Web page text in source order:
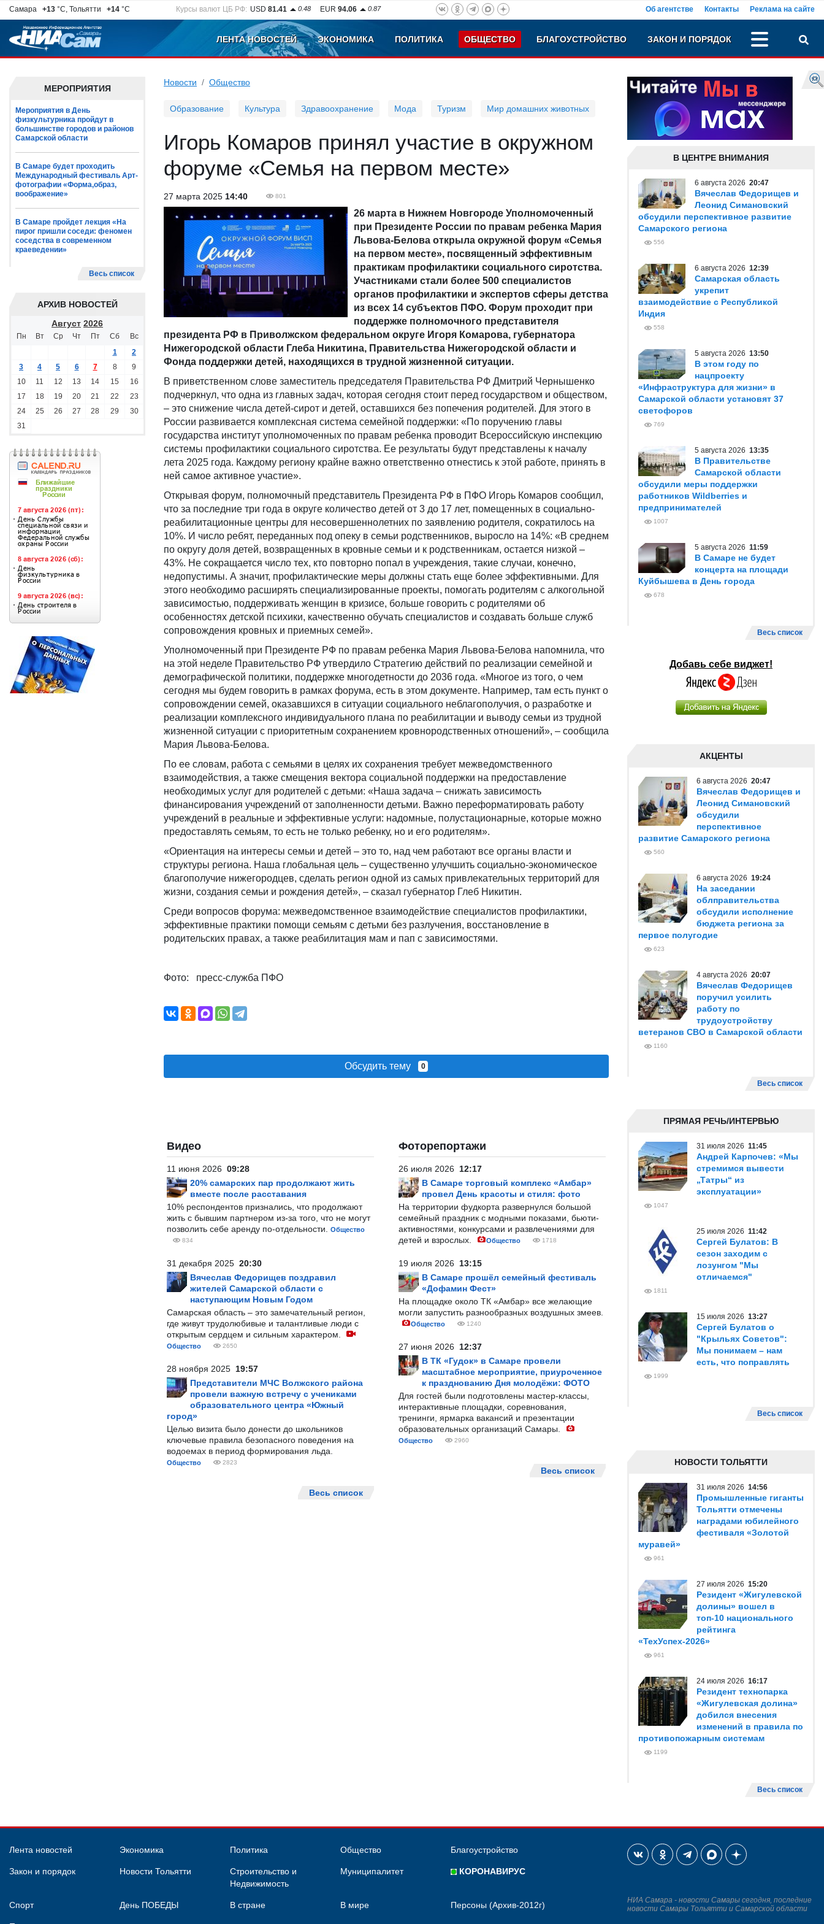
Самара +13 °C, Тольятти +14 °C Курсы валют ЦБ РФ: USD 81.41 0.48 EUR 94.06 0.87 Об агентстве Контакты Реклама на сайте
ЛЕНТА НОВОСТЕЙ ЭКОНОМИКА ПОЛИТИКА ОБЩЕСТВО БЛАГОУСТРОЙСТВО ЗАКОН И ПОРЯДОК
МЕРОПРИЯТИЯ
Мероприятия в День
физкультурника пройдут в
большинстве городов и районов
Самарской области
В Самаре будет проходить
Международный фестиваль Арт-
фотографии «Форма,образ,
воображение»
В Самаре пройдет лекция «На
пирог пришли соседи: феномен
соседства в современном
краеведении»
Весь список
АРХИВ НОВОСТЕЙ
Август 2026
Пн Вт Ср Чт Пт Сб
Вс
1
2
3
4 5 6 7 8
9
10
11 12 13 14 15
16
17
18 19 20 21 22
23
24
25 26 27 28 29
30
31
Новости Общество
Образование Культура Здравоохранение Мода Туризм Мир домашних животных
Игорь Комаров принял участие в окружном
форуме «Семья на первом месте»
27 марта 2025 14:40 801
26 марта в Нижнем Новгороде Уполномоченный
при Президенте России по правам ребенка Мария
Львова-Белова открыла окружной форум «Семья
на первом месте», посвященный эффективным
практикам профилактики социального сиротства.
Участниками стали более 500 специалистов
органов профилактики и экспертов сферы детства
из всех 14 субъектов ПФО. Форум проходит при
поддержке полномочного представителя
президента РФ в Приволжском федеральном округе Игоря Комарова, губернатора
Нижегородской области Глеба Никитина, Правительства Нижегородской области и
Фонда поддержки детей, находящихся в трудной жизненной ситуации.
В приветственном слове заместитель председателя Правительства РФ Дмитрий Чернышенко
подчеркнул, что одна из главных задач, которая сегодня стоит перед государством и обществом,
– это снижение числа детей-сирот и детей, оставшихся без попечения родителей. Для этого в
России развивается комплексная система семейной поддержки: «По поручению главы
государства институт уполномоченных по правам ребенка проводит Всероссийскую инспекцию
системы профилактики социального сиротства. Ее результаты будут представлены к началу
лета 2025 года. Каждому региону крайне важно ответственно отнестись к этой работе, принять в
ней самое активное участие».
Открывая форум, полномочный представитель Президента РФ в ПФО Игорь Комаров сообщил,
что за последние три года в округе количество детей от 3 до 17 лет, помещенных в социально-
реабилитационные центры для несовершеннолетних по заявлению родителя, сократилось на
10%. И число ребят, переданных под опеку в семьи родственников, выросло на 14%: «В среднем
по округу доля детей, возвращенных в кровные семьи и к родственникам, остается низкой –
43%. Не сокращается число тех, кто повторно попал в учреждения, такие случаи, конечно,
недопустимы. А значит, профилактические меры должны стать еще более эффективными. Для
этого необходимо расширять специализированные проекты, помогать родителям с алкогольной
зависимостью, поддерживать женщин в кризисе, больше говорить с родителями об
особенностях детской психики, качественно обучать специалистов и создавать больше служб
сопровождения кровных и приемных семей».
Уполномоченный при Президенте РФ по правам ребенка Мария Львова-Белова напомнила, что
на этой неделе Правительство РФ утвердило Стратегию действий по реализации семейной и
демографической политики, поддержке многодетности до 2036 года. «Многое из того, о чем
сегодня мы будем говорить в рамках форума, есть в этом документе. Например, там есть пункт о
сопровождении семей, оказавшихся в ситуации социального неблагополучия, о разработке и
реализации комплексного индивидуального плана по реабилитации и выводу семьи из трудной
жизненной ситуации с приоритетным сохранением кровнородственных отношений», – сообщила
Мария Львова-Белова.
По ее словам, работа с семьями в целях их сохранения требует межведомственного
взаимодействия, а также смещения вектора социальной поддержки на предоставление
необходимых услуг для родителей с детьми: «Наша задача – снижать зависимость
финансирования учреждений от заполненности детьми. Важно переформатировать работу
учреждений в реальные и эффективные услуги: надомные, полустационарные, которые можно
предоставлять семьям, то есть не только ребенку, но и его родителям».
«Ориентация на интересы семьи и детей – это то, над чем работают все органы власти и
структуры региона. Наша глобальная цель – существенно улучшить социально-экономическое
благополучие нижегородцев, сделать регион одной из самых привлекательных территорий для
жизни, создания семьи и рождения детей», – сказал губернатор Глеб Никитин.
Среди вопросов форума: межведомственное взаимодействие специалистов профилактики,
эффективные практики помощи семьям с детьми без разлучения, восстановление в
родительских правах, а также реабилитация мам и пап с зависимостями.
Фото: пресс-служба ПФО
Обсудить тему 0
Видео
11 июня 2026 09:28
20% самарских пар продолжают жить
вместе после расставания
10% респондентов признались, что продолжают
жить с бывшим партнером из-за того, что не могут
позволить себе аренду по-отдельности.
Общество
834
31 декабря 2025 20:30
Вячеслав Федорищев поздравил
жителей Самарской области с
наступающим Новым Годом
Самарская область – это замечательный регион,
где живут трудолюбивые и талантливые люди с
открытым сердцем и сильным характером.
Общество 2650
28 ноября 2025 19:57
Представители МЧС Волжского района
провели важную встречу с учениками
образовательного центра «Южный
город»
Целью визита было донести до школьников
ключевые правила безопасного поведения на
водоемах в период формирования льда.
Общество 2823
Весь список
Фоторепортажи
26 июля 2026 12:17
В Самаре торговый комплекс «Амбар»
провел День красоты и стиля: фото
На территории фудкорта развернулся большой
семейный праздник с модными показами, бьюти-
активностями, конкурсами и развлечениями для
детей и взрослых.
Общество 1718
19 июля 2026 13:15
В Самаре прошёл семейный фестиваль
«Дофамин Фест»
На площадке около ТК «Амбар» все желающие
могли запустить разнообразных воздушных змеев.
Общество 1240
27 июня 2026 12:37
В ТК «Гудок» в Самаре провели
масштабное мероприятие, приуроченное
к празднованию Дня молодёжи: ФОТО
Для гостей были подготовлены мастер-классы,
интерактивные площадки, соревнования,
тренинги, ярмарка вакансий и презентации
образовательных организаций Самары.
Общество 2960
Весь список
В ЦЕНТРЕ ВНИМАНИЯ
6 августа 2026 20:47
Вячеслав Федорищев и
Леонид Симановский
обсудили перспективное развитие
Самарского региона
556
6 августа 2026 12:39
Самарская область
укрепит
взаимодействие с Республикой
Индия
558
5 августа 2026 13:50
В этом году по
нацпроекту
«Инфраструктура для жизни» в
Самарской области установят 37
светофоров
769
5 августа 2026 13:35
В Правительстве
Самарской области
обсудили меры поддержки
работников Wildberries и
предпринимателей
1007
5 августа 2026 11:59
В Самаре не будет
концерта на площади
Куйбышева в День города
678
Весь список
Добавь себе виджет!
АКЦЕНТЫ
6 августа 2026 20:47
Вячеслав Федорищев и
Леонид Симановский
обсудили
перспективное
развитие Самарского региона
560
6 августа 2026 19:24
На заседании
облправительства
обсудили исполнение
бюджета региона за
первое полугодие
623
4 августа 2026 20:07
Вячеслав Федорищев
поручил усилить
работу по
трудоустройству
ветеранов СВО в Самарской области
1160
Весь список
ПРЯМАЯ РЕЧЬ/ИНТЕРВЬЮ
31 июля 2026 11:45
Андрей Карпочев: «Мы
стремимся вывести
„Татры“ из
эксплуатации»
1047
25 июля 2026 11:42
Сергей Булатов: В
сезон заходим с
лозунгом "Мы
отличаемся"
1811
15 июля 2026 13:27
Сергей Булатов о
"Крыльях Советов":
Мы понимаем – нам
есть, что поправлять
1999
Весь список
НОВОСТИ ТОЛЬЯТТИ
31 июля 2026 14:56
Промышленные гиганты
Тольятти отмечены
наградами юбилейного
фестиваля «Золотой
муравей»
961
27 июля 2026 15:20
Резидент «Жигулевской
долины» вошел в
топ-10 национального
рейтинга
«ТехУспех-2026»
961
24 июля 2026 16:17
Резидент технопарка
«Жигулевская долина»
добился внесения
изменений в правила по
противопожарным системам
1199
Весь список
Лента новостей Экономика Политика Общество Благоустройство
Закон и порядок Новости Тольятти
Строительство и
Недвижимость
Муниципалитет КОРОНАВИРУС
Спорт День ПОБЕДЫ В стране В мире Персоны (Архив-2012г)
НИА Самара - новости Самары сегодня, последние
новости Самары Тольятти и Самарской области